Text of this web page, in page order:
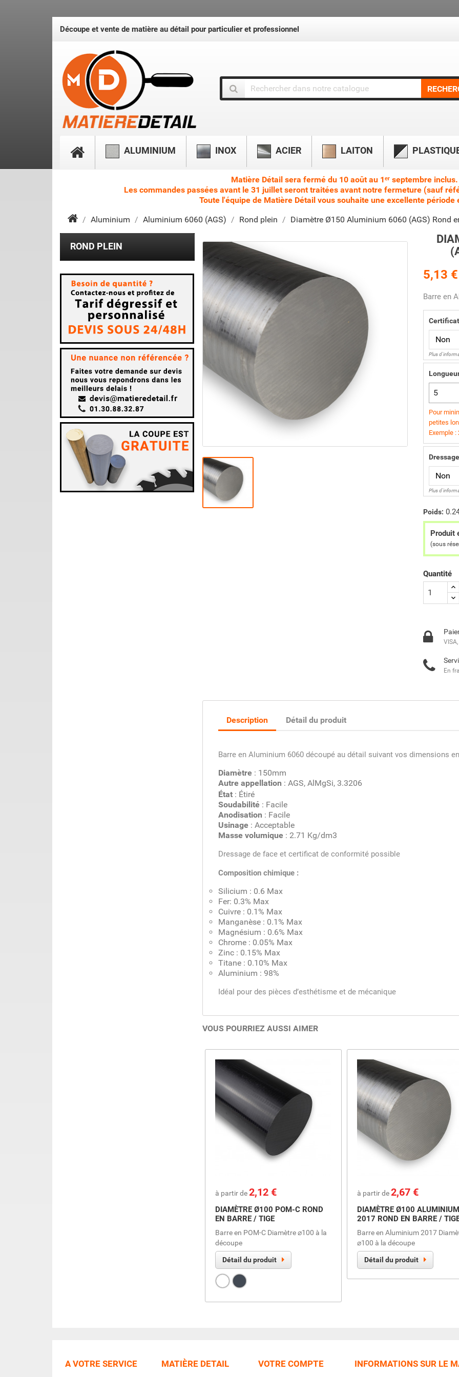
Découpe et vente de matière au détail pour particulier et professionnel
ALUMINIUM INOX ACIER LAITON
Matière Détail sera fermé du 10 août au 1ᵉʳ septembre inclus.
Les commandes passées avant le 31 juillet seront traitées avant notre fermeture (sauf
Toute l'équipe de Matière Détail vous souhaite une excellente période
Aluminium
Aluminium 6060 (AGS) Rond plein Diamètre Ø150 Aluminium 6060 (AGS) Rond
ROND PLEIN
5,13 €
Barre en
Plus
Pour
petites
Exemple :
Plus
Poids:
Produit
(sous
Quantité
En
Description Détail du produit
Barre en Aluminium 6060 découpé au détail suivant vos dimensions
Diamètre: 150mm
Autre appellation : AGS, AlMgSi, 3.3206
État: Étiré
Soudabilité : Facile
Anodisation : Facile
Usinage: Acceptable
Masse volumique: 2.71 Kg/dm3
Dressage de face et certificat de conformité possible
Composition chimique :
Silicium : 0.6 Max
Fer: 0.3% Max
Cuivre : 0.1% Max
Manganèse : 0.1% Max
Magnésium : 0.6% Max
Chrome : 0.05% Max
Zinc : 0.15% Max
Titane : 0.10% Max
Aluminium : 98%
Idéal pour des pièces d’esthétisme et de mécanique
VOUS POURRIEZ AUSSI AIMER
à partir dePrix
2,12 €
DIAMÈTRE Ø100 POM-C ROND
EN BARRE / TIGE
Barre en POM-C Diamètre ⌀100 à la
découpe
Détail du produit
BlancNoir
à partir dePrix
2,67 €
DIAMÈTRE Ø100 ALUMINIUM
2017 ROND EN BARRE /
Barre en Aluminium 2017
⌀100 à la découpe
Détail du produit
A VOTRE SERVICE MATIÈRE DETAIL VOTRE COMPTE INFORMATIONS SUR LE